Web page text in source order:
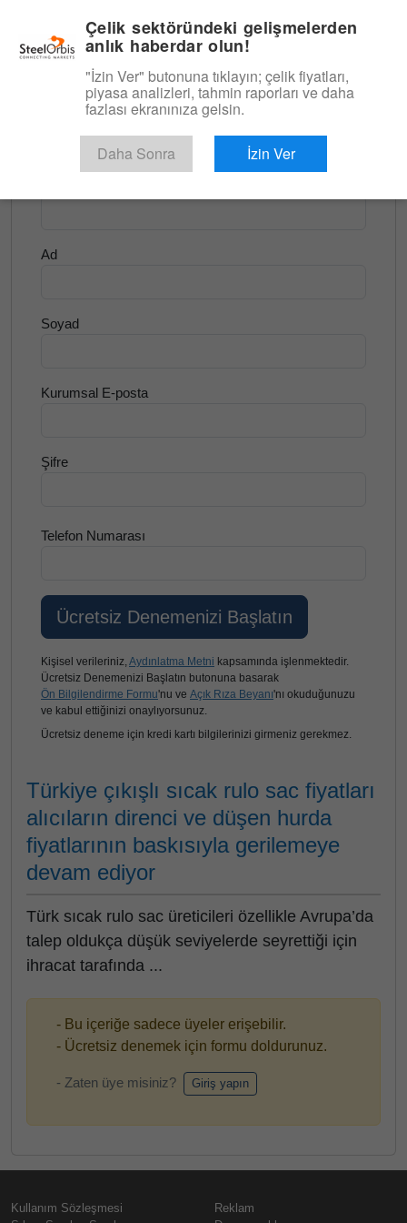
Yassı Ürünler ve Slab
Ücretsiz Deneyin
Ad
Soyad
Kurumsal E-posta
Şifre
Telefon Numarası
Kişisel verileriniz, Aydınlatma Metni kapsamında işlenmektedir.
Ücretsiz Denemenizi Başlatın butonuna basarak
Ön Bilgilendirme Formu'nu ve Açık Rıza Beyanı'nı okuduğunuzu
ve kabul ettiğinizi onaylıyorsunuz.
Ücretsiz deneme için kredi kartı bilgilerinizi girmeniz gerekmez.
Türkiye çıkışlı sıcak rulo sac fiyatları
alıcıların direnci ve düşen hurda
fiyatlarının baskısıyla gerilemeye
devam ediyor
Türk sıcak rulo sac üreticileri özellikle Avrupa’da
talep oldukça düşük seviyelerde seyrettiği için
ihracat tarafında ...
- Bu içeriğe sadece üyeler erişebilir.
- Ücretsiz denemek için formu doldurunuz.
- Zaten üye misiniz? Giriş yapın
Kullanım Sözleşmesi
Reklam
Çelik sektöründeki gelişmelerden
anlık haberdar olun!
"İzin Ver" butonuna tıklayın; çelik fiyatları,
piyasa analizleri, tahmin raporları ve daha
fazlası ekranınıza gelsin.
Daha Sonra İzin Ver